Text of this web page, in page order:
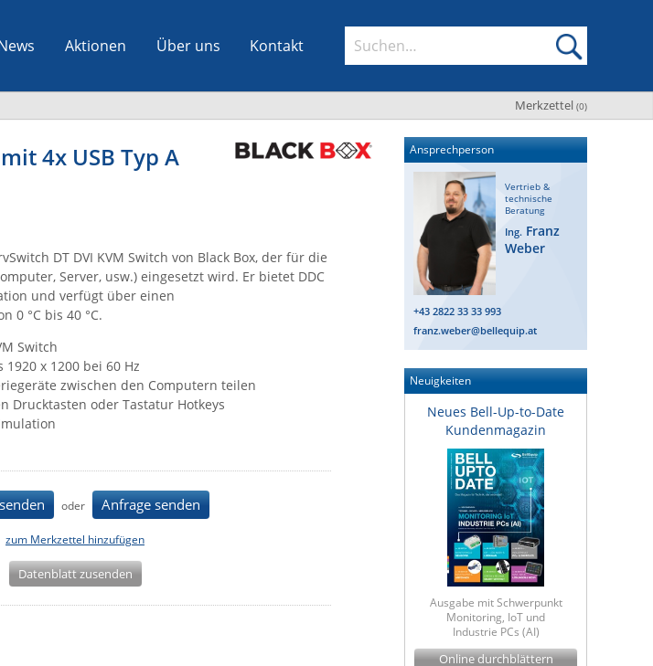
Aktionen Über uns Kontakt
Merkzettel (0)
4x USB Typ A
DT DVI KVM Switch von Black Box, der für die
Server, usw.) eingesetzt wird. Er bietet DDC
und verfügt über einen
0 °C bis 40 °C.
Switch
x 1200 bei 60 Hz
zwischen den Computern teilen
Drucktasten oder Tastatur Hotkeys
oder Anfrage senden
zum Merkzettel hinzufügen
Datenblatt zusenden
Ansprechperson
Vertrieb &
technische
Beratung
Ing. Franz
Weber
+43 2822 33 33 993
franz.weber@bellequip.at
Neuigkeiten
Neues Bell-Up-to-Date
Kundenmagazin
Ausgabe mit Schwerpunkt
Monitoring, IoT und
Industrie PCs (AI)
Online durchblättern